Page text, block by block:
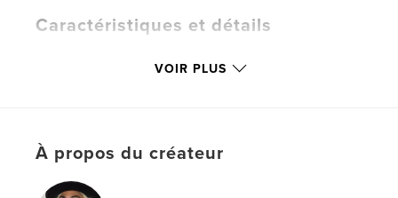
Caractéristiques et détails
# de pages:
ISBN
Couverture souple: 9798347656752
VOIR PLUS
À propos du créateur